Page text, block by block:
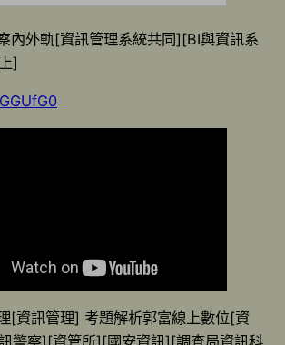
內外軌[資訊管理系統共同][BI與資訊系
]
[資訊管理] 考題解析郭富線上數位[資
警察][資管所][國安資訊][調查局資訊科